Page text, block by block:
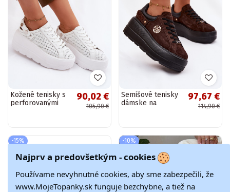
Kožené tenisky s
perforovanými
LR61-7088...
90,02 €
105,90 €
Semišové tenisky
dámske na
97,67 €
114,90 €
-15% -10%
Najprv a predovšetkým - cookies
Používame nevyhnutné cookies, aby sme zabezpečili, že
www.MojeTopanky.sk funguje bezchybne, a tiež na